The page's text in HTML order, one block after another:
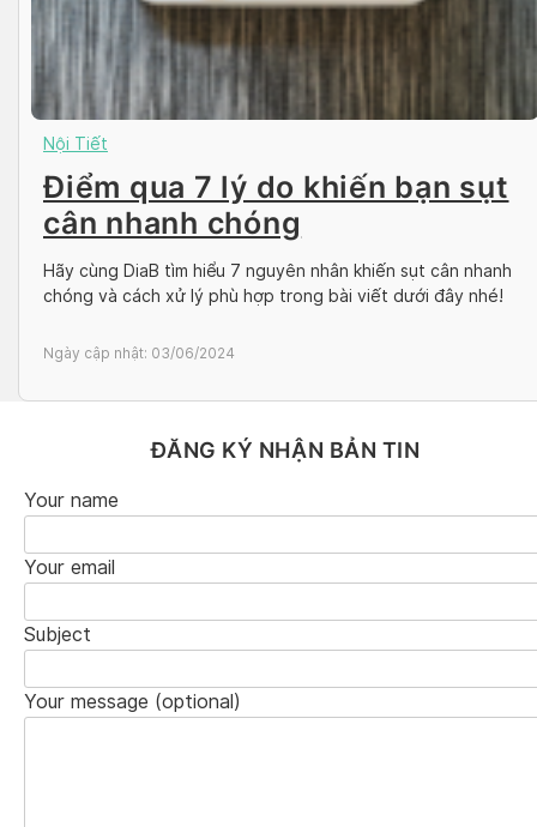
Nội Tiết
Điểm qua 7 lý do khiến bạn sụt
cân nhanh chóng
Hãy cùng DiaB tìm hiểu 7 nguyên nhân khiến sụt cân nhanh
chóng và cách xử lý phù hợp trong bài viết dưới đây nhé!
Ngày cập nhật: 03/06/2024
ĐĂNG KÝ NHẬN BẢN TIN
Your name
Your email
Subject
Your message (optional)